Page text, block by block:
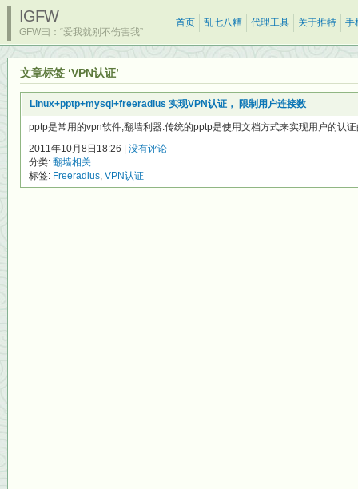
IGFW
GFW曰：“爱我就别不伤害我”
首页 乱七八糟 代理工具 关于推特 手
文章标签 ‘VPN认证’
Linux+pptp+mysql+freeradius 实现VPN认证， 限制用户连接数
pptp是常用的vpn软件,翻墙利器.传统的pptp是使用文档方式来实现用户的认
2011年10月8日18:26 | 没有评论
分类: 翻墙相关
标签: Freeradius, VPN认证